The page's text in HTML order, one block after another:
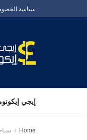
سياسة
إيجي
Home